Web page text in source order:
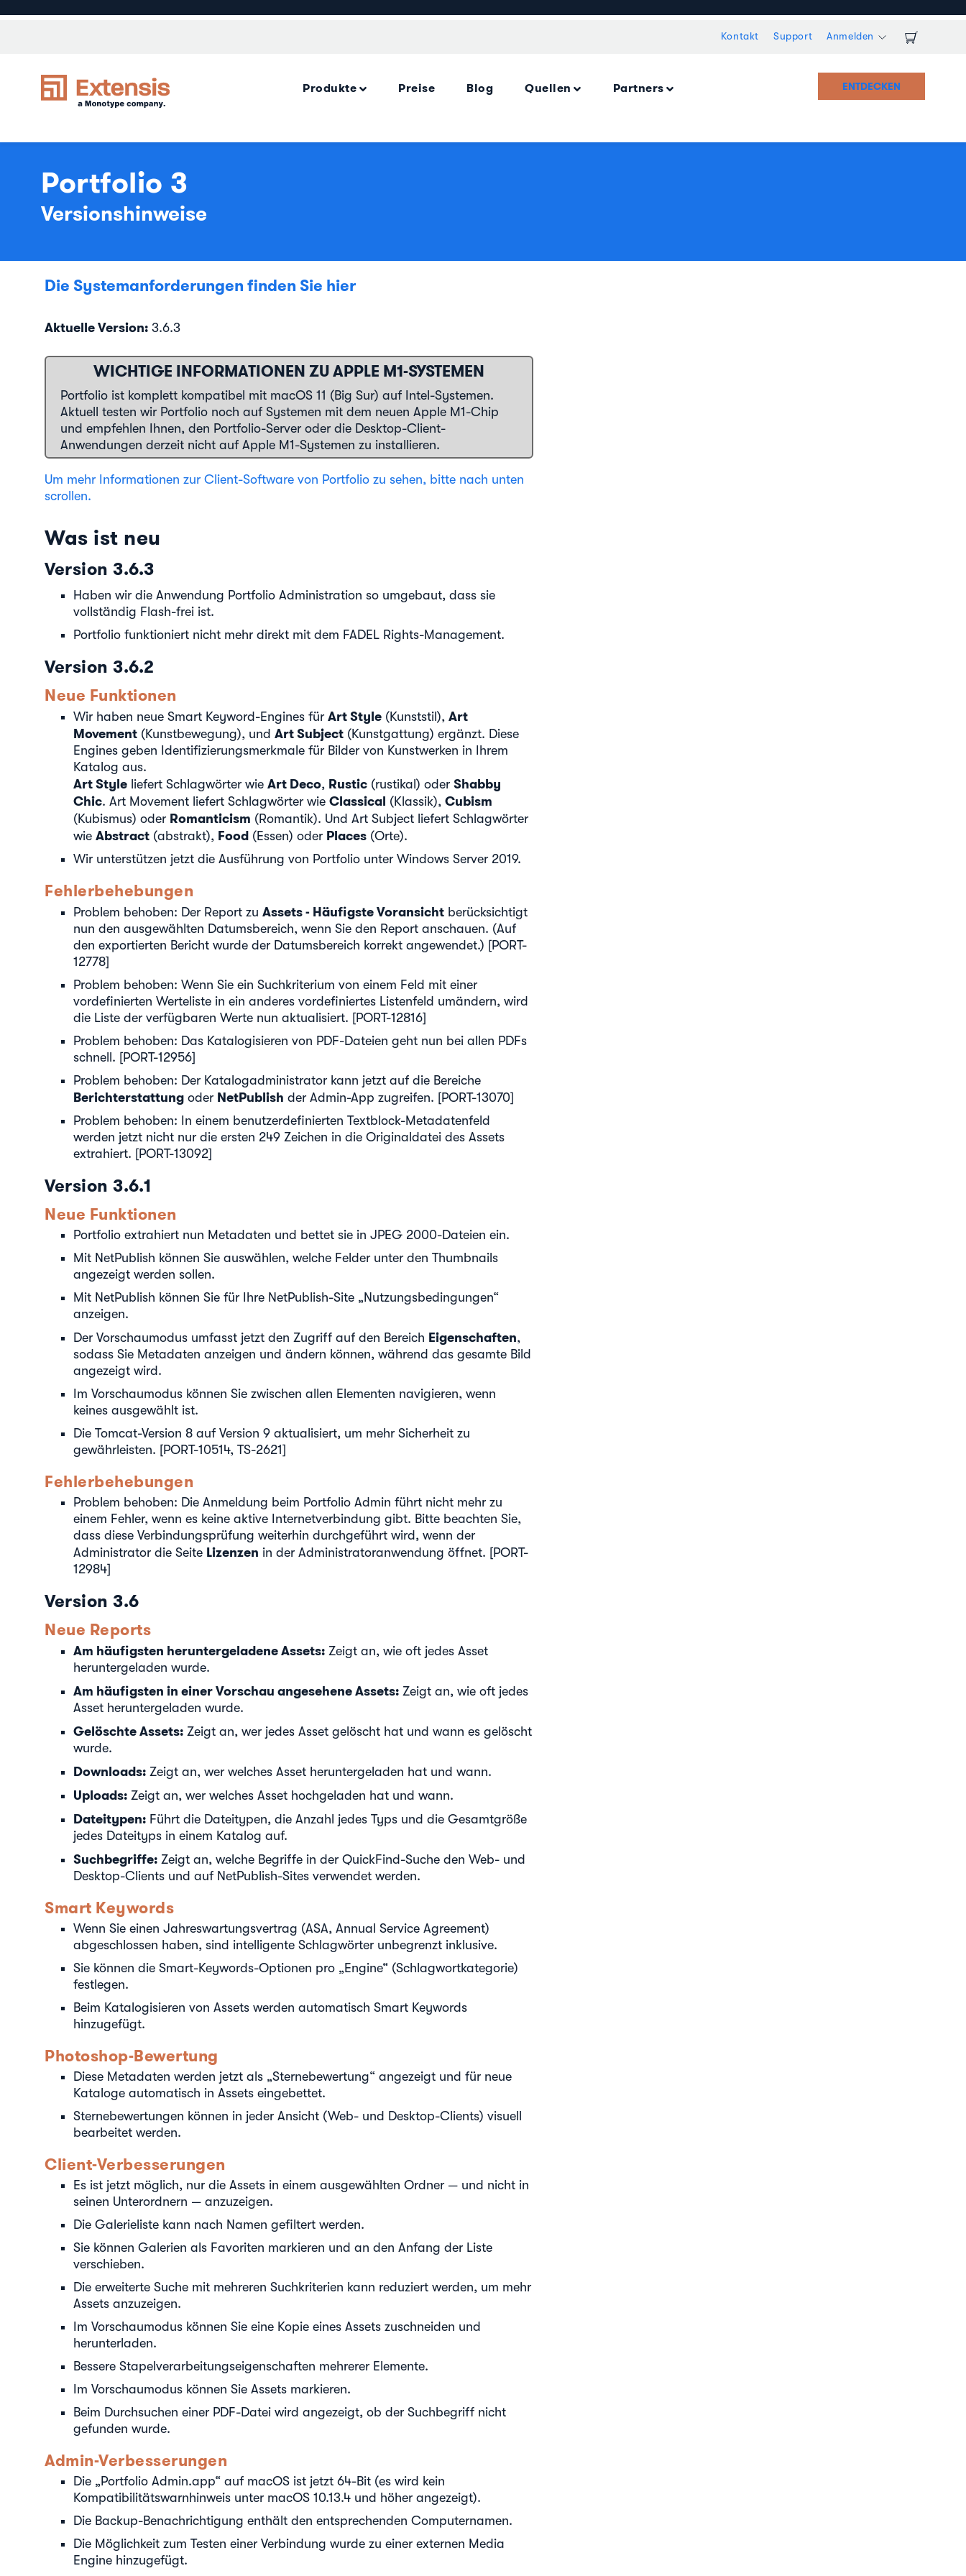
Kontakt Support Anmelden
Produkte Preise Blog Quellen Partners ENTDECKEN
Portfolio 3
Versionshinweise
Die Systemanforderungen finden Sie hier
Aktuelle Version: 3.6.3
WICHTIGE INFORMATIONEN ZU APPLE M1-SYSTEMEN
Portfolio ist komplett kompatibel mit macOS 11 (Big Sur) auf Intel-Systemen.
Aktuell testen wir Portfolio noch auf Systemen mit dem neuen Apple M1-Chip
und empfehlen Ihnen, den Portfolio-Server oder die Desktop-Client-
Anwendungen derzeit nicht auf Apple M1-Systemen zu installieren.
Um mehr Informationen zur Client-Software von Portfolio zu sehen, bitte nach unten
scrollen.
Was ist neu
Version 3.6.3
Haben wir die Anwendung Portfolio Administration so umgebaut, dass sie
vollständig Flash-frei ist.
Portfolio funktioniert nicht mehr direkt mit dem FADEL Rights-Management.
Version 3.6.2
Neue Funktionen
Wir haben neue Smart Keyword-Engines für Art Style (Kunststil), Art
Movement (Kunstbewegung), und Art Subject (Kunstgattung) ergänzt. Diese
Engines geben Identifizierungsmerkmale für Bilder von Kunstwerken in Ihrem
Katalog aus.
Art Style liefert Schlagwörter wie Art Deco, Rustic (rustikal) oder Shabby
Chic. Art Movement liefert Schlagwörter wie Classical (Klassik), Cubism
(Kubismus) oder Romanticism (Romantik). Und Art Subject liefert Schlagwörter
wie Abstract (abstrakt), Food (Essen) oder Places (Orte).
Wir unterstützen jetzt die Ausführung von Portfolio unter Windows Server 2019.
Fehlerbehebungen
Problem behoben: Der Report zu Assets - Häufigste Voransicht berücksichtigt
nun den ausgewählten Datumsbereich, wenn Sie den Report anschauen. (Auf
den exportierten Bericht wurde der Datumsbereich korrekt angewendet.) [PORT-
12778]
Problem behoben: Wenn Sie ein Suchkriterium von einem Feld mit einer
vordefinierten Werteliste in ein anderes vordefiniertes Listenfeld umändern, wird
die Liste der verfügbaren Werte nun aktualisiert. [PORT-12816]
Problem behoben: Das Katalogisieren von PDF-Dateien geht nun bei allen PDFs
schnell. [PORT-12956]
Problem behoben: Der Katalogadministrator kann jetzt auf die Bereiche
Berichterstattung oder NetPublish der Admin-App zugreifen. [PORT-13070]
Problem behoben: In einem benutzerdefinierten Textblock-Metadatenfeld
werden jetzt nicht nur die ersten 249 Zeichen in die Originaldatei des Assets
extrahiert. [PORT-13092]
Version 3.6.1
Neue Funktionen
Portfolio extrahiert nun Metadaten und bettet sie in JPEG 2000-Dateien ein.
Mit NetPublish können Sie auswählen, welche Felder unter den Thumbnails
angezeigt werden sollen.
Mit NetPublish können Sie für Ihre NetPublish-Site „Nutzungsbedingungen“
anzeigen.
Der Vorschaumodus umfasst jetzt den Zugriff auf den Bereich Eigenschaften,
sodass Sie Metadaten anzeigen und ändern können, während das gesamte Bild
angezeigt wird.
Im Vorschaumodus können Sie zwischen allen Elementen navigieren, wenn
keines ausgewählt ist.
Die Tomcat-Version 8 auf Version 9 aktualisiert, um mehr Sicherheit zu
gewährleisten. [PORT-10514, TS-2621]
Fehlerbehebungen
Problem behoben: Die Anmeldung beim Portfolio Admin führt nicht mehr zu
einem Fehler, wenn es keine aktive Internetverbindung gibt. Bitte beachten Sie,
dass diese Verbindungsprüfung weiterhin durchgeführt wird, wenn der
Administrator die Seite Lizenzen in der Administratoranwendung öffnet. [PORT-
12984]
Version 3.6
Neue Reports
Am häufigsten heruntergeladene Assets: Zeigt an, wie oft jedes Asset
heruntergeladen wurde.
Am häufigsten in einer Vorschau angesehene Assets: Zeigt an, wie oft jedes
Asset heruntergeladen wurde.
Gelöschte Assets: Zeigt an, wer jedes Asset gelöscht hat und wann es gelöscht
wurde.
Downloads: Zeigt an, wer welches Asset heruntergeladen hat und wann.
Uploads: Zeigt an, wer welches Asset hochgeladen hat und wann.
Dateitypen: Führt die Dateitypen, die Anzahl jedes Typs und die Gesamtgröße
jedes Dateityps in einem Katalog auf.
Suchbegriffe: Zeigt an, welche Begriffe in der QuickFind-Suche den Web- und
Desktop-Clients und auf NetPublish-Sites verwendet werden.
Smart Keywords
Wenn Sie einen Jahreswartungsvertrag (ASA, Annual Service Agreement)
abgeschlossen haben, sind intelligente Schlagwörter unbegrenzt inklusive.
Sie können die Smart-Keywords-Optionen pro „Engine“ (Schlagwortkategorie)
festlegen.
Beim Katalogisieren von Assets werden automatisch Smart Keywords
hinzugefügt.
Photoshop-Bewertung
Diese Metadaten werden jetzt als „Sternebewertung“ angezeigt und für neue
Kataloge automatisch in Assets eingebettet.
Sternebewertungen können in jeder Ansicht (Web- und Desktop-Clients) visuell
bearbeitet werden.
Client-Verbesserungen
Es ist jetzt möglich, nur die Assets in einem ausgewählten Ordner — und nicht in
seinen Unterordnern — anzuzeigen.
Die Galerieliste kann nach Namen gefiltert werden.
Sie können Galerien als Favoriten markieren und an den Anfang der Liste
verschieben.
Die erweiterte Suche mit mehreren Suchkriterien kann reduziert werden, um mehr
Assets anzuzeigen.
Im Vorschaumodus können Sie eine Kopie eines Assets zuschneiden und
herunterladen.
Bessere Stapelverarbeitungseigenschaften mehrerer Elemente.
Im Vorschaumodus können Sie Assets markieren.
Beim Durchsuchen einer PDF-Datei wird angezeigt, ob der Suchbegriff nicht
gefunden wurde.
Admin-Verbesserungen
Die „Portfolio Admin.app“ auf macOS ist jetzt 64-Bit (es wird kein
Kompatibilitätswarnhinweis unter macOS 10.13.4 und höher angezeigt).
Die Backup-Benachrichtigung enthält den entsprechenden Computernamen.
Die Möglichkeit zum Testen einer Verbindung wurde zu einer externen Media
Engine hinzugefügt.